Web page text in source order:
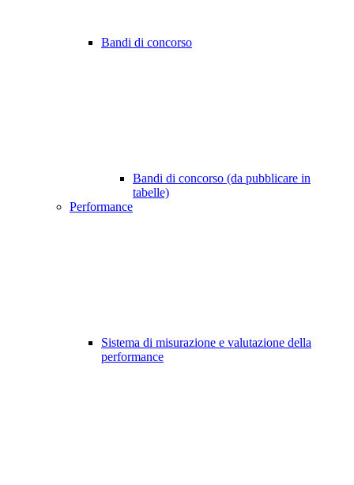
Bandi di concorso
Bandi di concorso (da pubblicare in
tabelle)
Performance
Sistema di misurazione e valutazione della
performance